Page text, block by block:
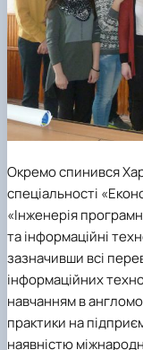
Окремо спинився
спеціальності
«Інженерія
та інформаційні
зазначивши всі
інформаційних
навчанням в
практики на
наявністю